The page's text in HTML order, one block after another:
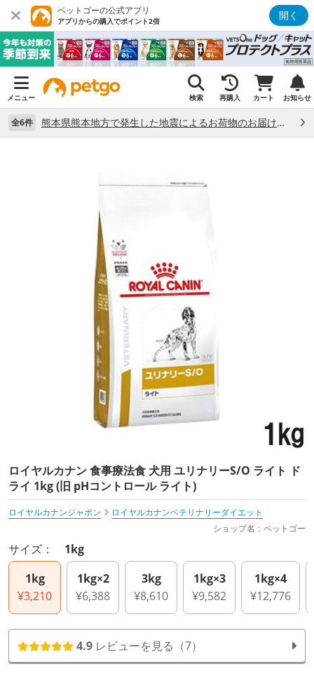
ペットゴーの公式アプリ
アプリからの購入でポイント2倍 開く
メニュー 検索 再購入 カート お知らせ
全6件 熊本県熊本地方で発生した地震によるお荷物のお届け状況について （7/28）
ロイヤルカナン 食事療法食 犬用 ユリナリーS/O ライト ド
ライ 1kg (旧 pHコントロール ライト)
ロイヤルカナンジャポン
ロイヤルカナンベテリナリーダイエット
ショップ名：ペットゴー
サイズ： 1kg
1kg
¥3,210
1kg×2
¥6,388
3kg
¥8,610
1kg×3
¥9,582
1kg×4
¥12,776
4.9 レビューを見る（7）